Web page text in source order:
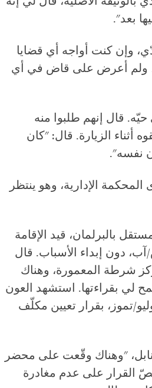
بعد".
وإن كنت أواجه أي قضايا
ولم أعرض على قاض في أي
قال إنهم طلبوا منه
قبل 24 ساعة، ورافقوه أثناء الزيارة. قال: "كان
نفسه".
الإدارية، وهو ينتظر
بالبرلمان، قيد الإقامة
لمنزل والدته يوم 16 أغسطس/آب، دون إبداء الأسباب. قال
شرطة المعمورة، وهناك
لي بقراءتها. استشهد العون
الاستثنائية التي أعلن عنها سعيّد يوم 25 يوليو/تموز، بقرار تعيين مكلّف
"وهناك وقّعت على محضر
القرار على عدم مغادرة